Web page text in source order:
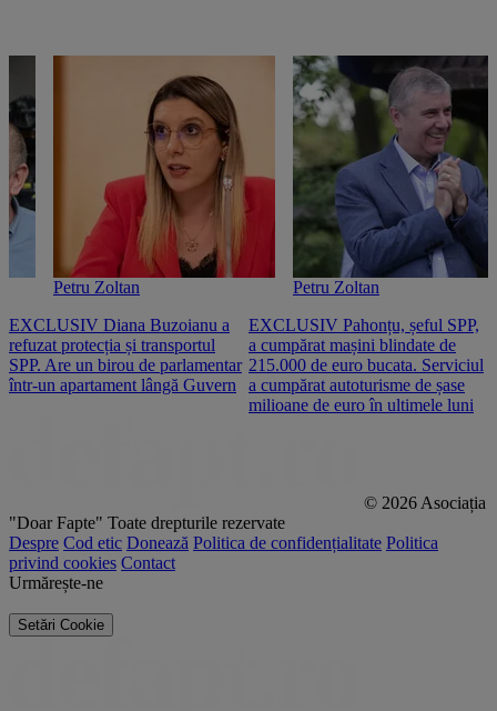
Petru Zoltan
EXCLUSIV Diana Buzoianu a
refuzat protecția și transportul
SPP. Are un birou de parlamentar
într-un apartament lângă Guvern
Petru Zoltan
EXCLUSIV Pahonțu, șeful SPP,
a cumpărat mașini blindate de
215.000 de euro bucata. Serviciul
a cumpărat autoturisme de șase
milioane de euro în ultimele luni
© 2026 Asociația
"Doar Fapte" Toate drepturile rezervate
Despre Cod etic Donează Politica de confidențialitate Politica
privind cookies Contact
Urmărește-ne
Setări Cookie